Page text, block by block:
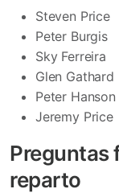
Steven Price
Peter Burgis
Sky Ferreira
Glen Gathard
Peter Hanson
Jeremy Price
Preguntas
reparto